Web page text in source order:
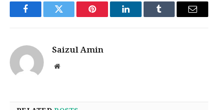
FacebookTwitter Pinterest LinkedInTumblr Email
Saizul Amin
Website